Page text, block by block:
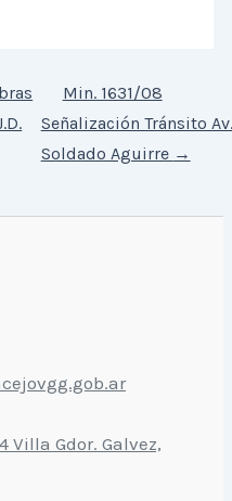
Min. 1631/08
Señalización Tránsito Av.
Soldado Aguirre →
Villa Gdor. Galvez,